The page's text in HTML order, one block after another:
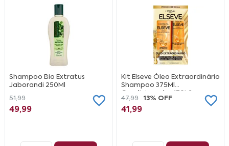
Shampoo Bio Extratus
Jaborandi 250Ml
51,99
49,99
Kit Elseve Óleo Extraordinário
Shampoo 375Ml
Condicionador 170Ml
47,99 13% OFF
41,99